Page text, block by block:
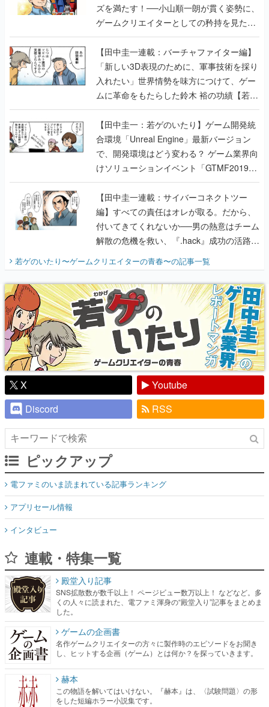
ズを満たす！──小山順一朗が貫く姿勢に、
ゲームクリエイターとしての矜持を見た
【若ゲのいたり最終回】
【田中圭一連載：バーチャファイター編】
「新しい3D表現のために、軍事技術を採り
入れたい」世界情勢を味方につけて、ゲー
ムに革命をもたらした鈴木 裕の功績【若ゲ
のいたり】
【田中圭一：若ゲのいたり】ゲーム開発統
合環境「Unreal Engine」最新バージョン
で、開発環境はどう変わる？ ゲーム業界向
けソリューションイベント「GTMF2019」
に行って、より理解を深めよう【PR】
【田中圭一連載：サイバーコネクトツー
編】すべての責任はオレが取る。だから、
付いてきてくれないか──男の熱意はチーム
解散の危機を救い、『.hack』成功の活路を
『少年ジャンプ』色だった【若ゲのいた
り】
若ゲのいたり〜ゲームクリエイターの青春〜の記事一覧
X
Youtube
Discord
RSS
ピックアップ
電ファミのいま読まれている記事ランキング
アプリセール情報
インタビュー
連載・特集一覧
殿堂入り記事
SNS拡散数が数千以上！ ページビュー数万以上！ などなど。多
くの人々に読まれた、電ファミ渾身の“殿堂入り”記事をまとめま
した。
ゲームの企画書
名作ゲームクリエイターの方々に製作時のエピソードをお聞き
し、ヒットする企画（ゲーム）とは何か？を探っていきます。
赫本
この物語を解いてはいけない。『赫本』は、〈試験問題〉の形
をした短編ホラー小説集です。